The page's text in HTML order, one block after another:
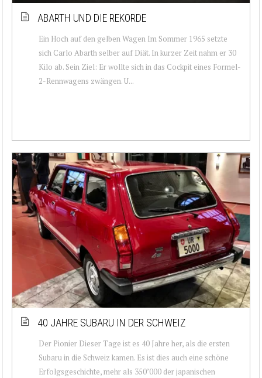
ABARTH UND DIE REKORDE
Ein Hoch auf den gelben Wagen Im Sommer 1965 setzte
sich Carlo Abarth selber auf Diät. In kurzer Zeit nahm er 30
Kilo ab. Sein Ziel: Er wollte sich in das Cockpit eines Formel-
2-Rennwagens zwängen. U...
40 JAHRE SUBARU IN DER SCHWEIZ
Der Pionier Dieser Tage ist es 40 Jahre her, als die ersten
Subaru in die Schweiz kamen. Es ist dies auch eine schöne
Erfolgsgeschichte, mehr als 350’000 der japanischen